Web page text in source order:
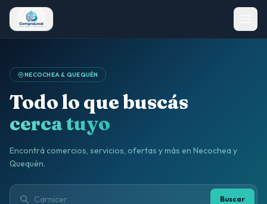
NECOCHEA & QUEQUÉN
Todo lo que buscás
cerca tuyo
Encontrá comercios, servicios, ofertas y más en Necochea y
Quequén.
Buscar